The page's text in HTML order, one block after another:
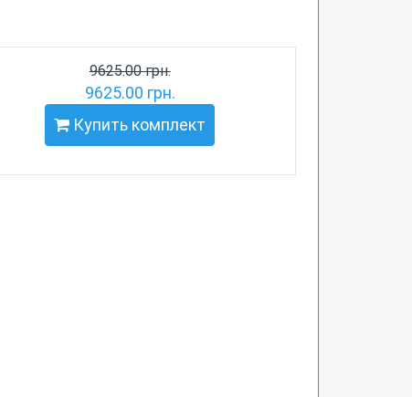
9625.00 грн.
9625.00 грн.
Купить комплект